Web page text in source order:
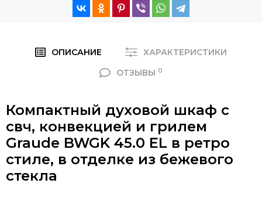
ОПИСАНИЕ
ХАРАКТЕРИСТИКИ
ОТЗЫВЫ 0
Компактный духовой шкаф с
свч, конвекцией и грилем
Graude BWGK 45.0 EL в ретро
стиле, в отделке из бежевого
стекла